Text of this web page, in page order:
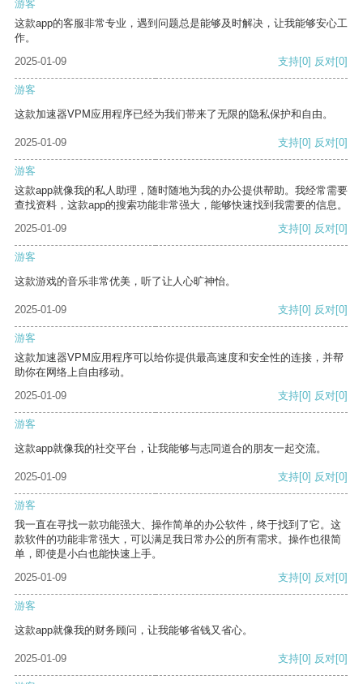
游客
这款app的客服非常专业，遇到问题总是能够及时解决，让我能够安心工
作。
2025-01-09
支持[0] 反对[0]
游客
这款加速器VPM应用程序已经为我们带来了无限的隐私保护和自由。
2025-01-09 支持[0] 反对[0]
游客
这款app就像我的私人助理，随时随地为我的办公提供帮助。我经常需要
查找资料，这款app的搜索功能非常强大，能够快速找到我需要的信息。
2025-01-09
支持[0] 反对[0]
游客
这款游戏的音乐非常优美，听了让人心旷神怡。
2025-01-09 支持[0] 反对[0]
游客
这款加速器VPM应用程序可以给你提供最高速度和安全性的连接，并帮
助你在网络上自由移动。
2025-01-09
支持[0] 反对[0]
游客
这款app就像我的社交平台，让我能够与志同道合的朋友一起交流。
2025-01-09 支持[0] 反对[0]
游客
我一直在寻找一款功能强大、操作简单的办公软件，终于找到了它。这
款软件的功能非常强大，可以满足我日常办公的所有需求。操作也很简
单，即使是小白也能快速上手。
2025-01-09
支持[0] 反对[0]
游客
这款app就像我的财务顾问，让我能够省钱又省心。
2025-01-09 支持[0] 反对[0]